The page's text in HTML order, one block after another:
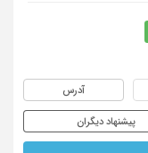
آدرس
پیشنهاد دیگران